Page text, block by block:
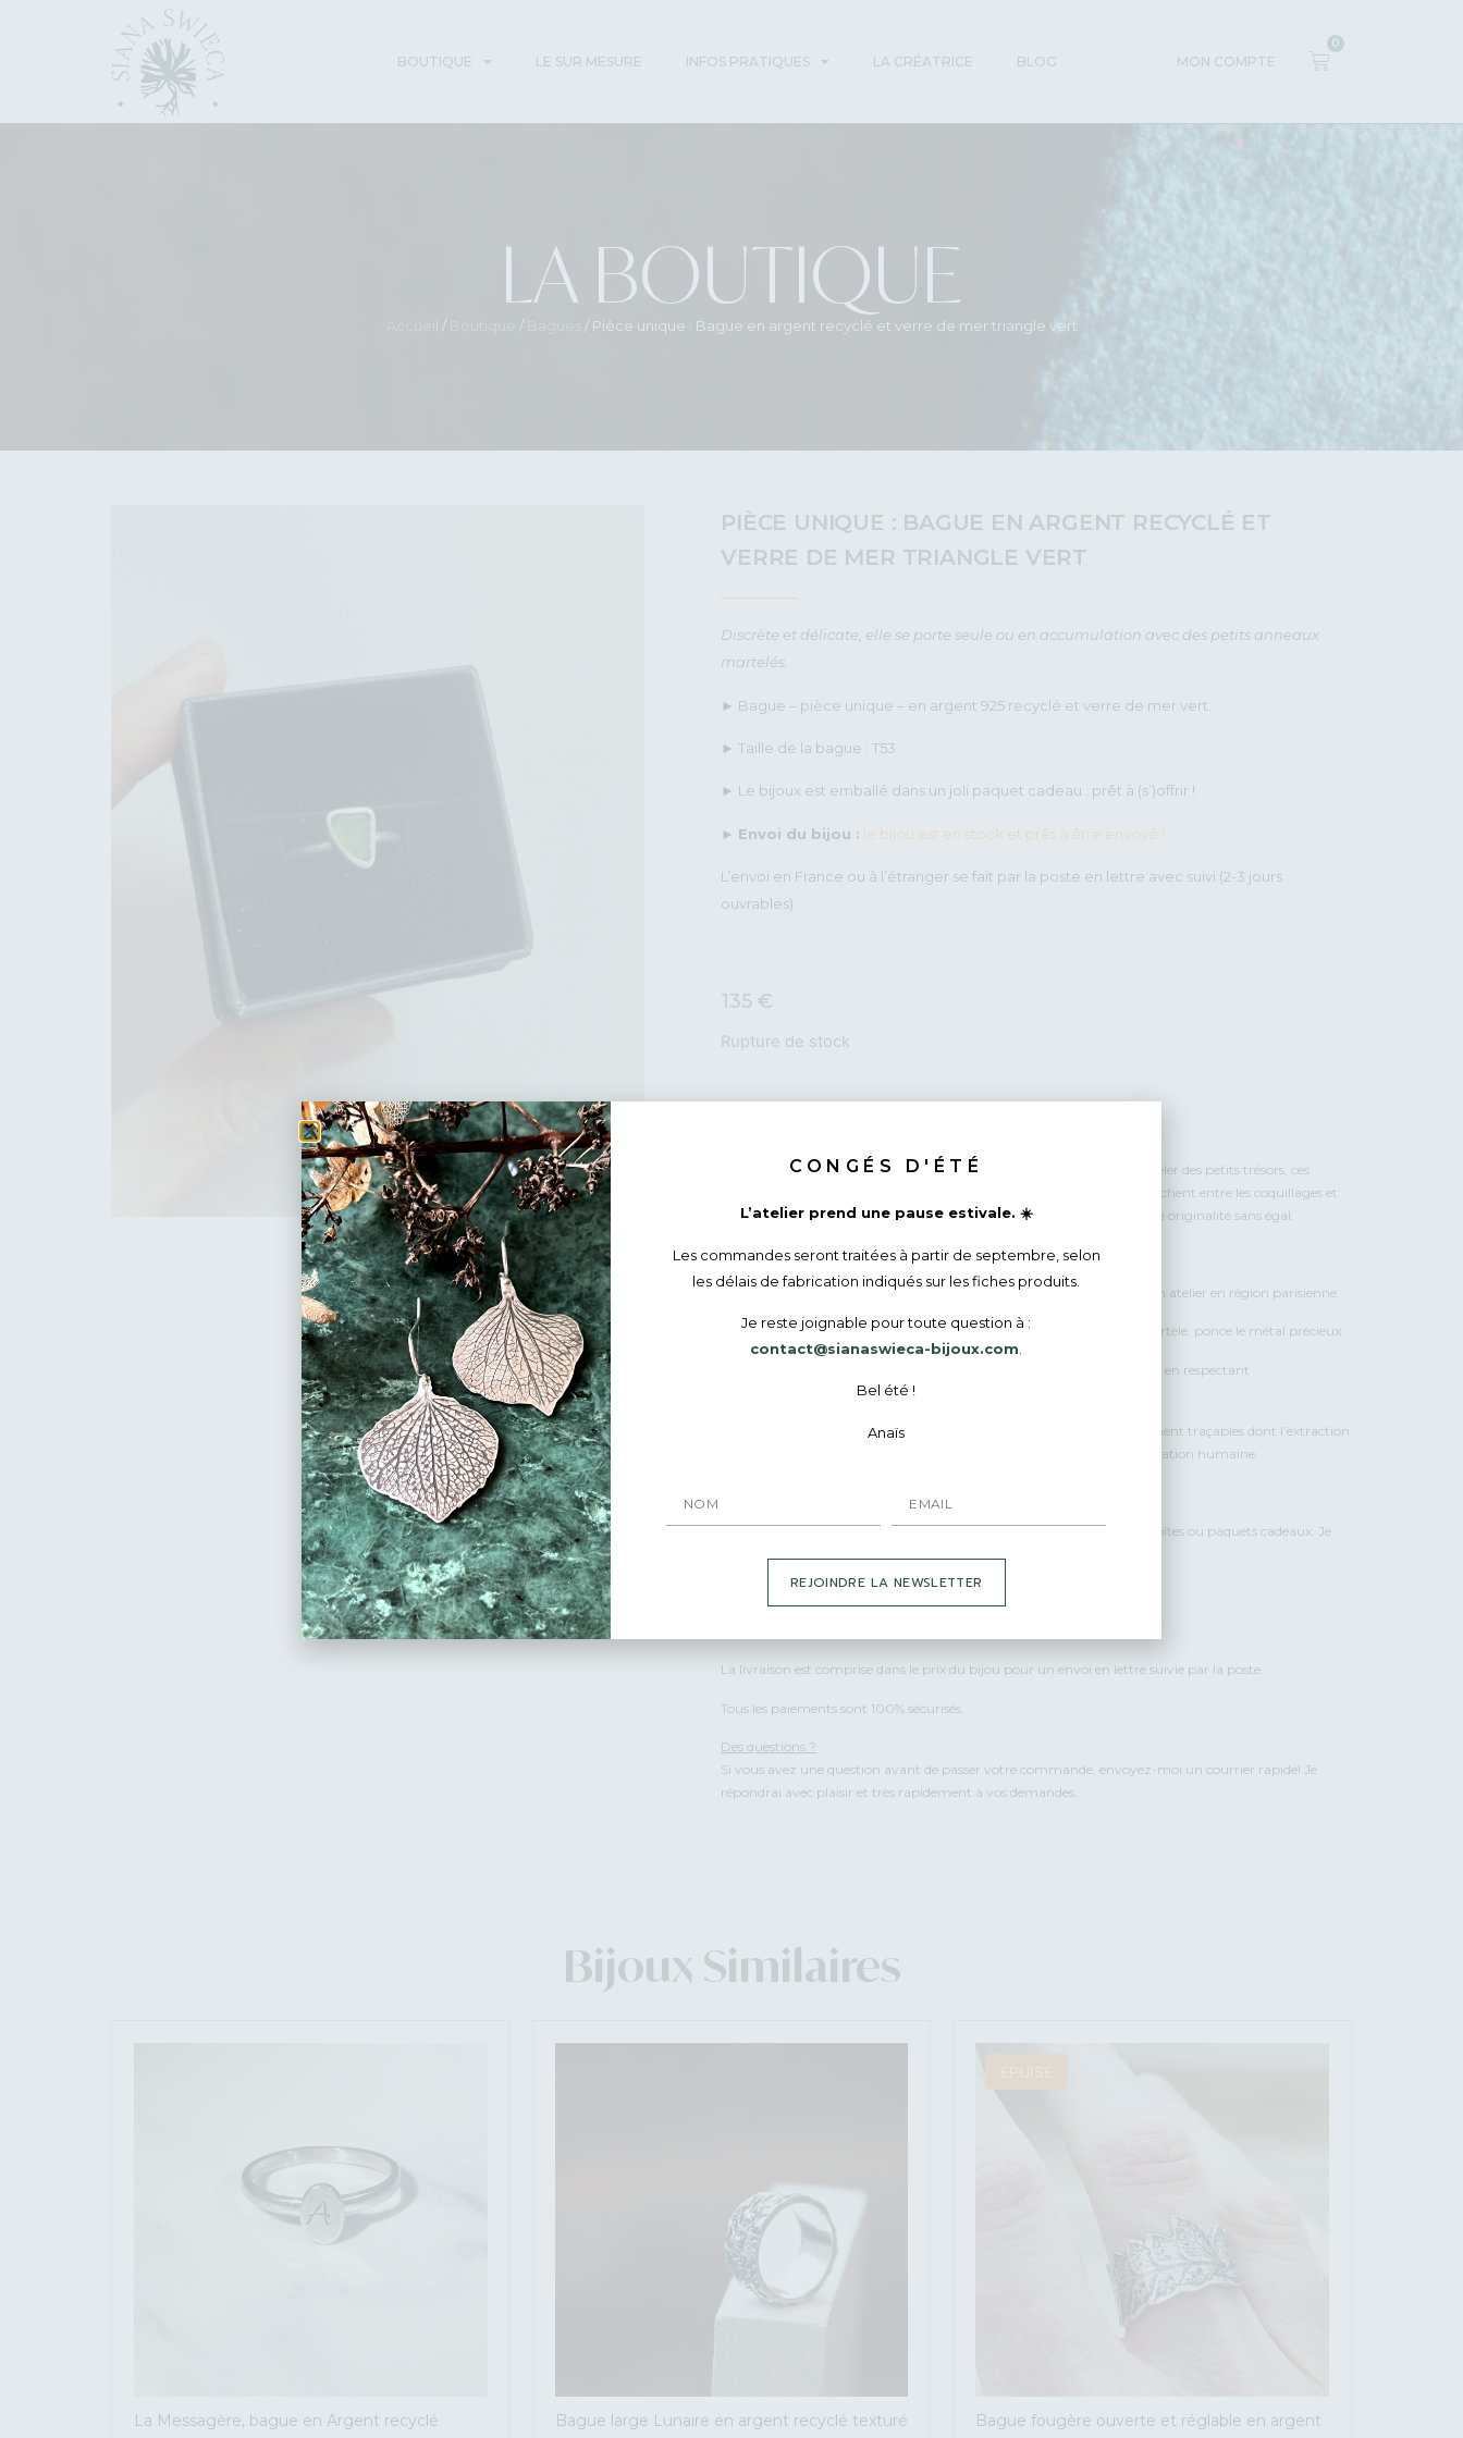
BOUTIQUE LE SUR MESURE INFOS PRATIQUES LA CRÉATRICE BLOG MON COMPTE
0
LA BOUTIQUE
/ / / Pièce unique : Bague en argent recyclé et verre de mer triangle vert
PIÈCE UNIQUE : BAGUE EN ARGENT RECYCLÉ ET
VERRE DE MER TRIANGLE VERT
Discrète et délicate, elle se porte seule ou en accumulation avec des petits anneaux
martelés.
► Bague – pièce unique – en argent 925 recyclé et verre de mer vert.
► Taille de la bague : T53
► Le bijoux est emballé dans un joli paquet cadeau : prêt à (s’)offrir !
► Envoi du bijou : le bijou est en stock et prêt à être envoyé !
L’envoi en France ou à l’étranger se fait par la poste en lettre avec suivi (2-3 jours
ouvrables).
135€
Rupture de stock
Au gré de mes balades au bord de la mer, je ramasse ce que j’aime appeler des petits trésors, ces
morceaux de verres, dépolis par les allers et venues des vagues, qui se cachent entre les coquillages et
les galets. Leurs couleurs naturelles et leur aspect brut leur donnent une originalité sans égal.
Fabrication
sont réalisés à la main par mes soins dans mon atelier en région parisienne.
J’utilise aussi des plaques et des fils d’argent puis je scie, lime, soude, martèle, ponce le métal précieux.
Adepte du slow made, je conçois mes collections sans sur-production et en respectant
l’environnement. Mes fournisseurs (métal et apprêts) sont français.
Ce verre dépoli est justement une alternative aux pierres fines, difficilement traçables dont l’extraction
est forcément destructrice de l’environnement et souvent liée à l’exploitation humaine.
Vos bijoux sont emballés avec beaucoup d’amour et de soin dans des boîtes ou paquets cadeaux. Je
La livraison est comprise dans le prix du bijou pour un envoi en lettre suivie par la poste.
Tous les paiements sont 100% sécurisés.
Des questions ?
Si vous avez une question avant de passer votre commande, envoyez-moi un courrier rapide! Je
répondrai avec plaisir et très rapidement à vos demandes.
Bijoux Similaires
La Messagère, bague en Argent recyclé Bague large Lunaire en argent recyclé texturé
Bague fougère ouverte et réglable en argent
ÉPUISÉ
CONGÉS D'ÉTÉ
L’atelier prend une pause estivale. ☀️
Les commandes seront traitées à partir de septembre, selon
les délais de fabrication indiqués sur les fiches produits.
Je reste joignable pour toute question à :
contact@sianaswieca-bijoux.com
Bel été !
Anaïs
REJOINDRE LA NEWSLETTER